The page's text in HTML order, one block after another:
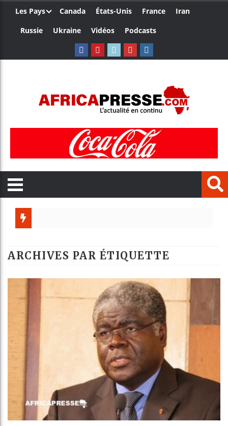
Les Pays Canada États-Unis France
Iran
Russie
Ukraine Vidéos Podcasts
ARCHIVES PAR ÉTIQUETTE